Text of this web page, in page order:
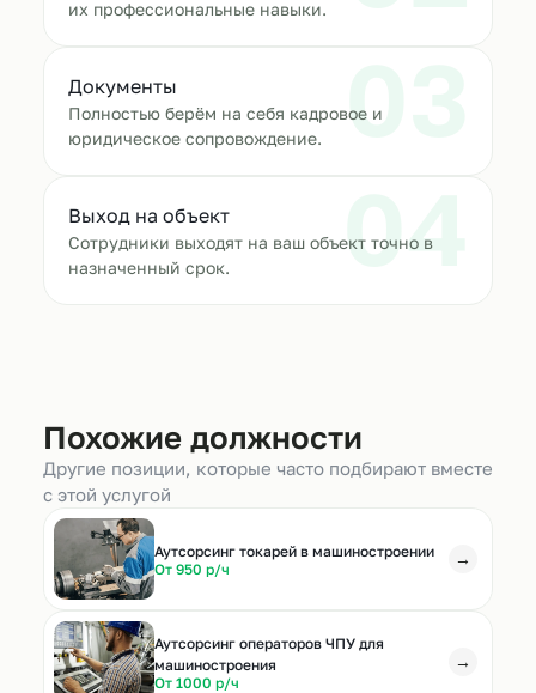
их профессиональные навыки.
03
Документы
Полностью берём на себя кадровое и
юридическое сопровождение.
04
Выход на объект
Сотрудники выходят на ваш объект точно в
назначенный срок.
Похожие должности
Другие позиции, которые часто подбирают вместе
с этой услугой
Аутсорсинг токарей в машиностроении
От 950 р/ч
→
Аутсорсинг операторов ЧПУ для
машиностроения
От 1000 р/ч
→